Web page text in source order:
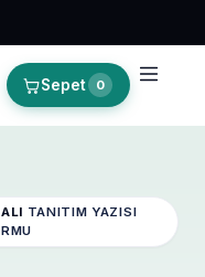
Sepet 0
TANITIM YAZISI